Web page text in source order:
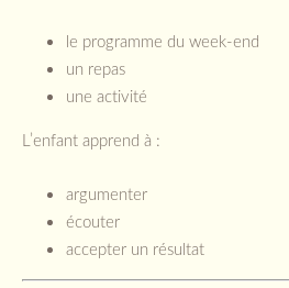
le programme du week-end
un repas
une activité
L’enfant apprend à :
argumenter
écouter
accepter un résultat